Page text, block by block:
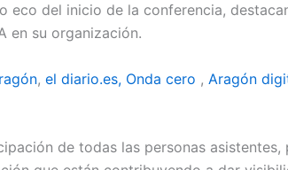
eco del inicio de la conferencia,
en su organización.
, el diario.es, Onda cero , Aragón
de todas las personas asistentes,